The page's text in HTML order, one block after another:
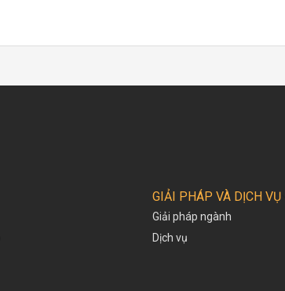
GIẢI PHÁP VÀ DỊCH VỤ
Giải pháp ngành
Dịch vụ